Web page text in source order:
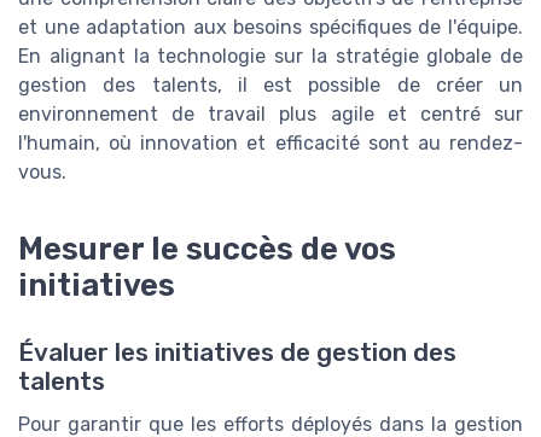
et une adaptation aux besoins spécifiques de l'équipe.
En alignant la technologie sur la stratégie globale de
gestion des talents, il est possible de créer un
environnement de travail plus agile et centré sur
l'humain, où innovation et efficacité sont au rendez-
vous.
Mesurer le succès de vos
initiatives
Évaluer les initiatives de gestion des
talents
Pour garantir que les efforts déployés dans la gestion